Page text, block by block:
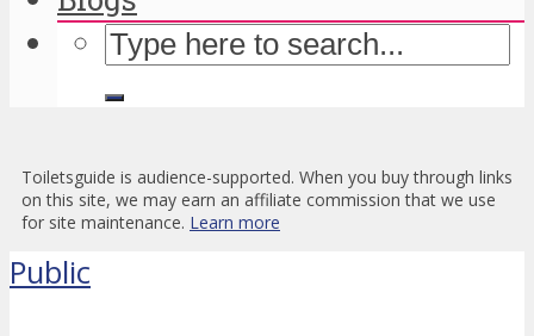
Toiletsguide is audience-supported. When you buy through links
on this site, we may earn an affiliate commission that we use
for site maintenance. Learn more
Public